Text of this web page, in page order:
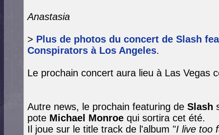
Anastasia
> Plus de photos du concert de Slash
Conspirators à Los Angeles.
Le prochain concert aura lieu à Las Vegas
Autre news, le prochain featuring de Slash
pote Michael Monroe qui sortira cet été.
Il joue sur le title track de l'album "I live too